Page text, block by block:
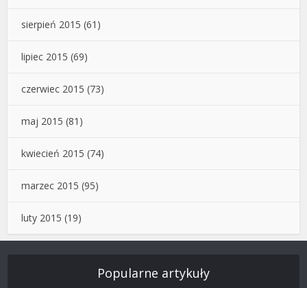
sierpień 2015 (61)
lipiec 2015 (69)
czerwiec 2015 (73)
maj 2015 (81)
kwiecień 2015 (74)
marzec 2015 (95)
luty 2015 (19)
Popularne artykuły